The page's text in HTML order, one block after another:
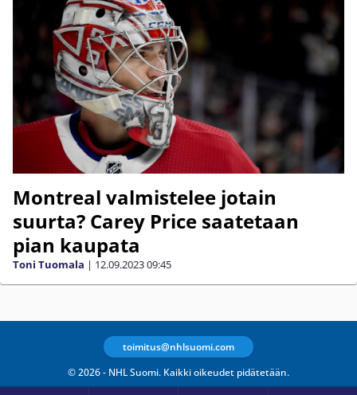
Montreal valmistelee jotain
suurta? Carey Price saatetaan
pian kaupata
Toni Tuomala | 12.09.202309:45
© 2026 - NHL Suomi. Kaikki oikeudet pidätetään.
toimitus@nhlsuomi.com